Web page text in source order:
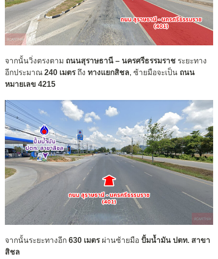
จากนั้นวิ่งตรงตาม ถนนสุราษธานี – นครศรีธรรมราช ระยะทาง
อีกประมาณ 240 เมตรถึง ทางแยกสิชล, ซ้ายมือจะเป็น ถนน
หมายเลข 4215
จากนั้นระยะทางอีก 630 เมตรผ่านซ้ายมือ ปั้มน้ำมัน ปตท. สาขา
สิชล